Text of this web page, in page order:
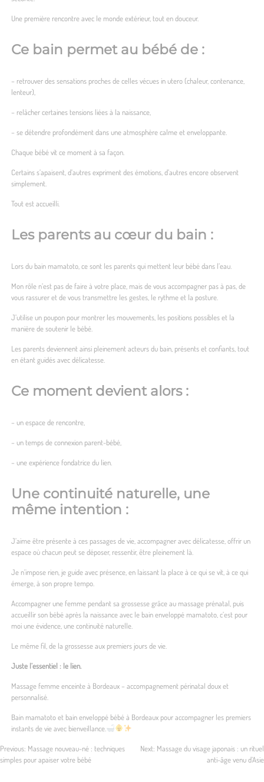
Une première rencontre avec le monde extérieur, tout en douceur.
Ce bain permet au bébé de :
– retrouver des sensations proches de celles vécues in utero (chaleur, contenance,
lenteur),
– relâcher certaines tensions liées à la naissance,
– se détendre profondément dans une atmosphère calme et enveloppante.
Chaque bébé vit ce moment à sa façon.
Certains s’apaisent, d’autres expriment des émotions, d’autres encore observent
simplement.
Tout est accueilli.
Les parents au cœur du bain :
Lors du bain mamatoto, ce sont les parents qui mettent leur bébé dans l’eau.
Mon rôle n’est pas de faire à votre place, mais de vous accompagner pas à pas, de
vous rassurer et de vous transmettre les gestes, le rythme et la posture.
J’utilise un poupon pour montrer les mouvements, les positions possibles et la
manière de soutenir le bébé.
Les parents deviennent ainsi pleinement acteurs du bain, présents et confiants, tout
en étant guidés avec délicatesse.
Ce moment devient alors :
– un espace de rencontre,
– un temps de connexion parent-bébé,
– une expérience fondatrice du lien.
Une continuité naturelle, une
même intention :
J’aime être présente à ces passages de vie, accompagner avec délicatesse, offrir un
espace où chacun peut se déposer, ressentir, être pleinement là.
Je n’impose rien, je guide avec présence, en laissant la place à ce qui se vit, à ce qui
émerge, à son propre tempo.
Accompagner une femme pendant sa grossesse grâce au massage prénatal, puis
accueillir son bébé après la naissance avec le bain enveloppé mamatoto, c’est pour
moi une évidence, une continuité naturelle.
Le même fil, de la grossesse aux premiers jours de vie.
Juste l’essentiel : le lien.
Massage femme enceinte à Bordeaux – accompagnement périnatal doux et
personnalisé.
Bain mamatoto et bain enveloppé bébé à Bordeaux pour accompagner les premiers
instants de vie avec bienveillance.
Navigation
Previous: Massage nouveau-né : techniques
simples pour apaiser votre bébé
Next: Massage du visage japonais : un rituel
anti-âge venu d’Asie